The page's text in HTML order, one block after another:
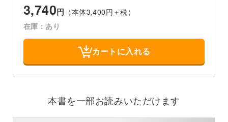
3,740円 （本体3,400円＋税）
在庫：あり
カートに入れる
本書を一部お読みいただけます